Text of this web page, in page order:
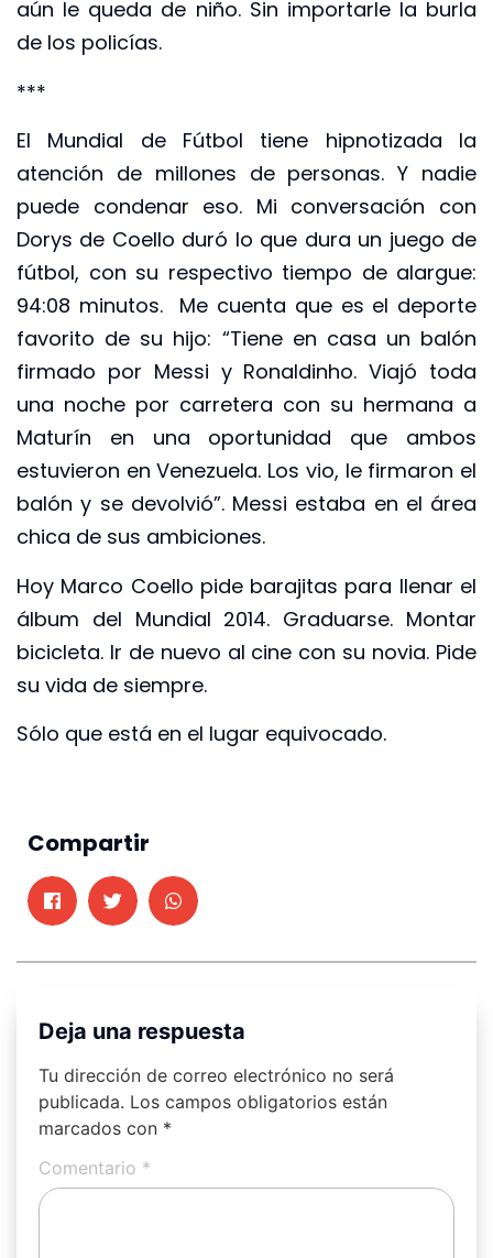
aún le queda de niño. Sin importarle la burla
de los policías.
***
El Mundial de Fútbol tiene hipnotizada la
atención de millones de personas. Y nadie
puede condenar eso. Mi conversación con
Dorys de Coello duró lo que dura un juego de
fútbol, con su respectivo tiempo de alargue:
94:08 minutos. Me cuenta que es el deporte
favorito de su hijo: “Tiene en casa un balón
firmado por Messi y Ronaldinho. Viajó toda
una noche por carretera con su hermana a
Maturín en una oportunidad que ambos
estuvieron en Venezuela. Los vio, le firmaron el
balón y se devolvió”. Messi estaba en el área
chica de sus ambiciones.
Hoy Marco Coello pide barajitas para llenar el
álbum del Mundial 2014. Graduarse. Montar
bicicleta. Ir de nuevo al cine con su novia. Pide
su vida de siempre.
Sólo que está en el lugar equivocado.
Compartir
Deja una respuesta
Tu dirección de correo electrónico no será
publicada. Los campos obligatorios están
marcados con *
Comentario *